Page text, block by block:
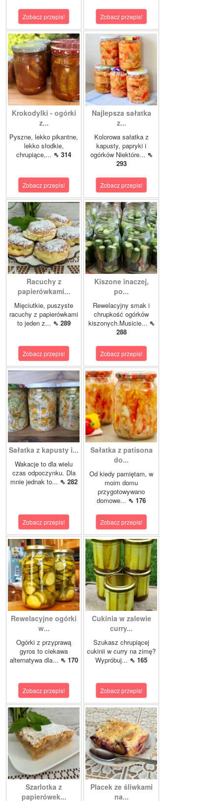
Zobacz przepis! Zobacz przepis!
Krokodylki - ogórki
z...
Pyszne, lekko pikantne,
lekko słodkie,
chrupiące,... ⇖ 314
Zobacz przepis!
Najlepsza sałatka
z...
Kolorowa sałatka z
kapusty, papryki i
ogórków Niektóre... ⇖
293
Zobacz przepis!
Racuchy z
papierówkami...
Mięciutkie, puszyste
racuchy z papierówkami
to jeden z... ⇖ 289
Zobacz przepis!
Kiszone inaczej,
po...
Rewelacyjny smak i
chrupkość ogórków
kiszonych.Musicie... ⇖
288
Zobacz przepis!
Sałatka z kapusty i...
Wakacje to dla wielu
czas odpoczynku. Dla
mnie jednak to... ⇖ 282
Zobacz przepis!
Sałatka z patisona
do...
Od kiedy pamiętam, w
moim domu
przygotowywano
domowe... ⇖ 176
Zobacz przepis!
Rewelacyjne ogórki
w...
Ogórki z przyprawą
gyros to ciekawa
alternatywa dla... ⇖ 170
Zobacz przepis!
Cukinia w zalewie
curry...
Szukasz chrupiącej
cukinii w curry na zimę?
Wypróbuj... ⇖ 165
Zobacz przepis!
Szarlotka z
papierówek...
Placek ze śliwkami
na...